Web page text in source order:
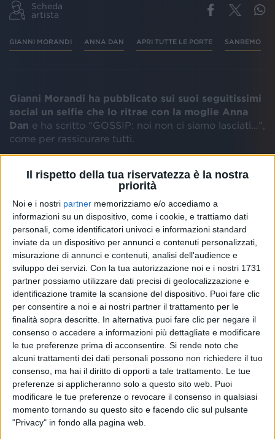
Il rispetto della tua riservatezza è la nostra
priorità
Noi e i nostri partner memorizziamo e/o accediamo a
informazioni su un dispositivo, come i cookie, e trattiamo dati
personali, come identificatori univoci e informazioni standard
inviate da un dispositivo per annunci e contenuti personalizzati,
misurazione di annunci e contenuti, analisi dell'audience e
sviluppo dei servizi. Con la tua autorizzazione noi e i nostri 1731
partner possiamo utilizzare dati precisi di geolocalizzazione e
identificazione tramite la scansione del dispositivo. Puoi fare clic
per consentire a noi e ai nostri partner il trattamento per le
finalità sopra descritte. In alternativa puoi fare clic per negare il
consenso o accedere a informazioni più dettagliate e modificare
le tue preferenze prima di acconsentire. Si rende noto che
alcuni trattamenti dei dati personali possono non richiedere il tuo
consenso, ma hai il diritto di opporti a tale trattamento. Le tue
preferenze si applicheranno solo a questo sito web. Puoi
modificare le tue preferenze o revocare il consenso in qualsiasi
momento tornando su questo sito e facendo clic sul pulsante
"Privacy" in fondo alla pagina web.
Scheda
artista
GIANNI MORANDI ANNA DAN APRI TUTTE LE PORTE SANREMO
Gianni Morandi ha pubblicato sui suoi seguitissimi
social un selfie che lo ritrae con la moglie Anna
Dan e ha scritto “GOSSIP: noi non ci siamo lasciati…”,
come per rassicurare tutti.
I fan si sono scatenati regalando “mi piace” e
commenti pieni di affettoper una delle coppie più
Ragazzo faccia riferimento a una delle ultime notizie
di gossip in particolare.